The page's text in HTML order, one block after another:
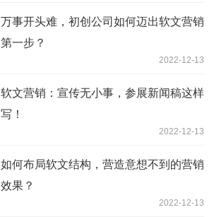
万事开头难，初创公司如何迈出软文营销
第一步？
2022-12-13
软文营销：宣传无小事，参展新闻稿这样
写！
2022-12-13
如何布局软文结构，营造意想不到的营销
效果？
2022-12-13